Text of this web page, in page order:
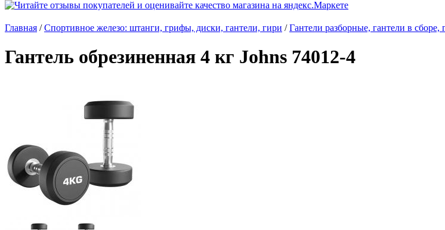
Главная / Спортивное железо: штанги, грифы, диски, гантели, гири / Гантели разборные, гантели в сборе,
Гантель обрезиненная 4 кг Jоhns 74012-4